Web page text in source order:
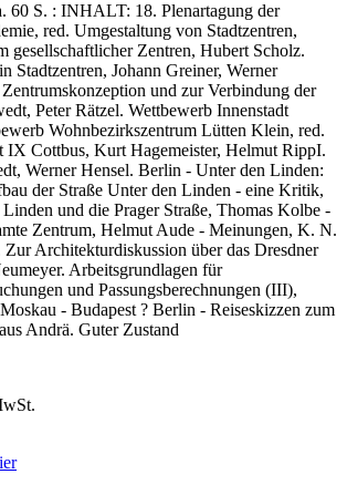
60 S. : INHALT: 18. Plenartagung der
red. Umgestaltung von Stadtzentren,
gesellschaftlicher Zentren, Hubert Scholz.
Stadtzentren, Johann Greiner, Werner
und zur Verbindung der
Peter Rätzel. Wettbewerb Innenstadt
Wohnbezirkszentrum Lütten Klein, red.
IX Cottbus, Kurt Hagemeister, Helmut RippI.
Werner Hensel. Berlin - Unter den Linden:
der Straße Unter den Linden - eine Kritik,
und die Prager Straße, Thomas Kolbe -
Zentrum, Helmut Aude - Meinungen, K. N.
Architekturdiskussion über das Dresdner
Arbeitsgrundlagen für
und Passungsberechnungen (III),
- Budapest ? Berlin - Reiseskizzen zum
Andrä. Guter Zustand